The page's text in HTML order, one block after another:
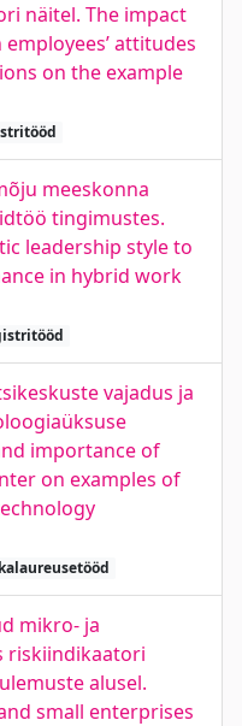
näitel. The impact
attitudes
on the example
meeskonna
tingimustes.
leadership style to
in hybrid work
vajadus ja
importance of
on examples of
mikro- ja
riskiindikaatori
alusel.
small enterprises